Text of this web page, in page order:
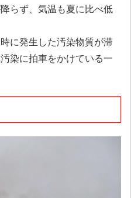
らず、気温も夏に比べ低
に発生した汚染物質が滞
染に拍車をかけている一